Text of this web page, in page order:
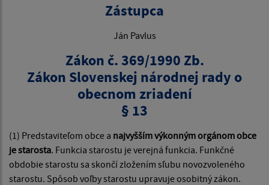
Zástupca
Ján Pavlus
Zákon č. 369/1990 Zb.
Zákon Slovenskej národnej rady o
obecnom zriadení
§ 13
(1) Predstaviteľom obce a najvyšším výkonným orgánom obce
je starosta. Funkcia starostu je verejná funkcia. Funkčné
obdobie starostu sa skončí zložením sľubu novozvoleného
starostu. Spôsob voľby starostu upravuje osobitný zákon.